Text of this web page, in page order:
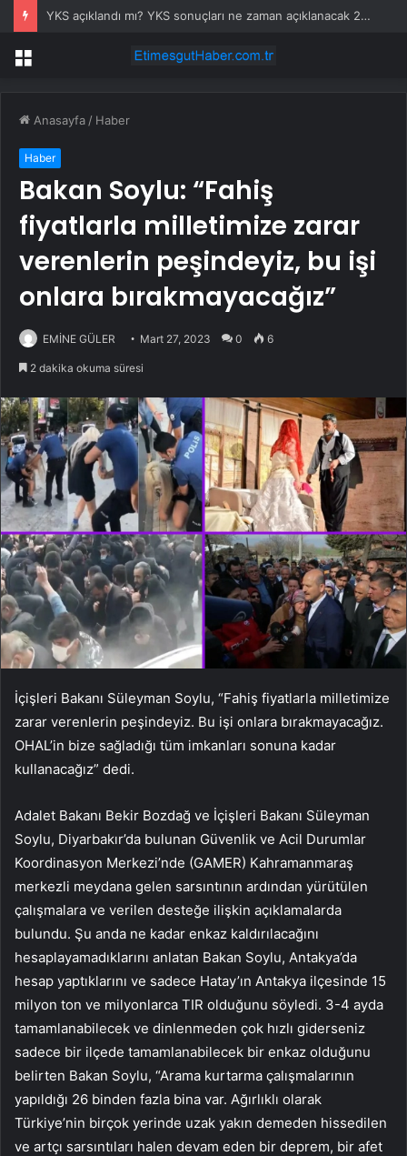
YKS açıklandı mı? YKS sonuçları ne zaman açıklanacak 2026?
Menü
Anasayfa / Haber
Haber
Bakan Soylu: “Fahiş
fiyatlarla milletimize zarar
verenlerin peşindeyiz, bu işi
onlara bırakmayacağız”
EMİNE GÜLER Mart 27, 2023 0 6
2 dakika okuma süresi
İçişleri Bakanı Süleyman Soylu, “Fahiş fiyatlarla milletimize
zarar verenlerin peşindeyiz. Bu işi onlara bırakmayacağız.
OHAL’in bize sağladığı tüm imkanları sonuna kadar
kullanacağız” dedi.
Adalet Bakanı Bekir Bozdağ ve İçişleri Bakanı Süleyman
Soylu, Diyarbakır’da bulunan Güvenlik ve Acil Durumlar
Koordinasyon Merkezi’nde (GAMER) Kahramanmaraş
merkezli meydana gelen sarsıntının ardından yürütülen
çalışmalara ve verilen desteğe ilişkin açıklamalarda
bulundu. Şu anda ne kadar enkaz kaldırılacağını
hesaplayamadıklarını anlatan Bakan Soylu, Antakya’da
hesap yaptıklarını ve sadece Hatay’ın Antakya ilçesinde 15
milyon ton ve milyonlarca TIR olduğunu söyledi. 3-4 ayda
tamamlanabilecek ve dinlenmeden çok hızlı giderseniz
sadece bir ilçede tamamlanabilecek bir enkaz olduğunu
belirten Bakan Soylu, “Arama kurtarma çalışmalarının
yapıldığı 26 binden fazla bina var. Ağırlıklı olarak
Türkiye’nin birçok yerinde uzak yakın demeden hissedilen
ve artçı sarsıntıları halen devam eden bir deprem, bir afet